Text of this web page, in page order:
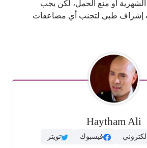
الشهرية أو منع الحمل، لكن يجب
إشراف طبي لتجنب أي مضاعفات
Haytham Ali
فيسبوك تويتر